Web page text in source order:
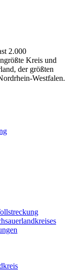
2.000
Kreis und
der größten
Westfalen.